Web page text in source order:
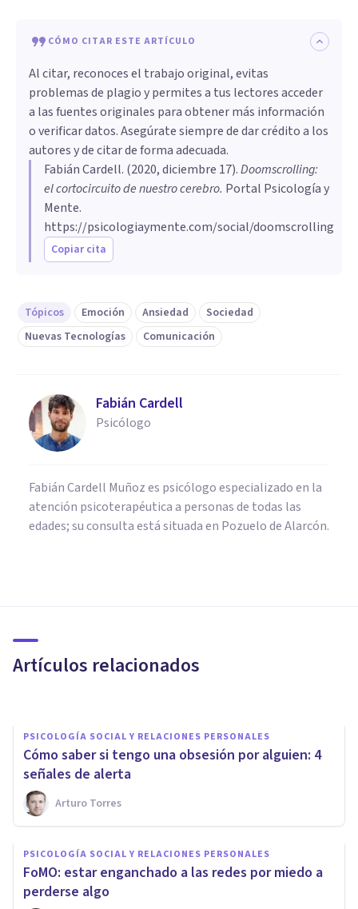
CÓMO CITAR ESTE ARTÍCULO
Al citar, reconoces el trabajo original, evitas
problemas de plagio y permites a tus lectores acceder
a las fuentes originales para obtener más información
o verificar datos. Asegúrate siempre de dar crédito a los
autores y de citar de forma adecuada.
Fabián Cardell. (2020, diciembre 17).Doomscrolling:
el cortocircuito de nuestro cerebro. Portal Psicología y
Mente.
https://psicologiaymente.com/social/doomscrolling
Copiar cita
Tópicos Emoción Ansiedad
Sociedad
Nuevas Tecnologías
Comunicación
Fabián Cardell
Psicólogo
Fabián Cardell Muñoz es psicólogo especializado en la
atención psicoterapéutica a personas de todas las
edades; su consulta está situada en Pozuelo de Alarcón.
Artículos relacionados
exceso de información
PSICOLOGÍA SOCIAL Y RELACIONES PERSONALES
Cómo saber si tengo una obsesión por alguien: 4
señales de alerta
Arturo Torres
PSICOLOGÍA SOCIAL Y RELACIONES PERSONALES
FoMO: estar enganchado a las redes por miedo a
perderse algo
PSICOLOGÍA SOCIAL Y RELACIONES PERSONALES
El papel de las TIC en nuestra
sociedad actual: ¿cómo usarlas
bien?